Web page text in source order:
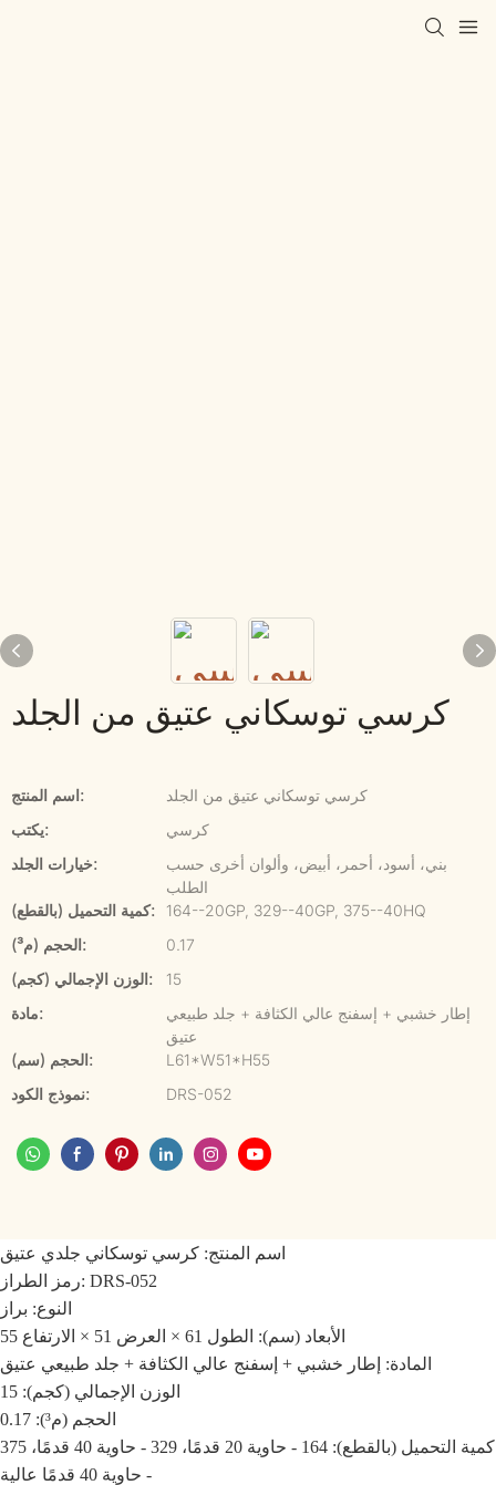
كرسي توسكاني عتيق من الجلد
اسم المنتج:
كرسي توسكاني عتيق من الجلد
يكتب:
كرسي
خيارات الجلد:
بني، أسود، أحمر، أبيض، وألوان أخرى حسب
الطلب
كمية التحميل (بالقطع):
164--20GP, 329--40GP, 375--40HQ
الحجم (م³):
0.17
الوزن الإجمالي (كجم):
15
مادة:
إطار خشبي + إسفنج عالي الكثافة + جلد طبيعي
عتيق
الحجم (سم):
L61*W51*H55
نموذج الكود:
DRS-052
اسم المنتج: كرسي توسكاني جلدي عتيق
رمز الطراز: DRS-052
النوع: براز
الأبعاد (سم): الطول 61 × العرض 51 × الارتفاع 55
المادة: إطار خشبي + إسفنج عالي الكثافة + جلد طبيعي عتيق
الوزن الإجمالي (كجم): 15
الحجم (م³): 0.17
كمية التحميل (بالقطع): 164 - حاوية 20 قدمًا، 329 - حاوية 40 قدمًا، 375
- حاوية 40 قدمًا عالية